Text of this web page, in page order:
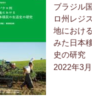
ブラジル
ロ州レジ
地におけ
みた日本
史の研究
2022年3月